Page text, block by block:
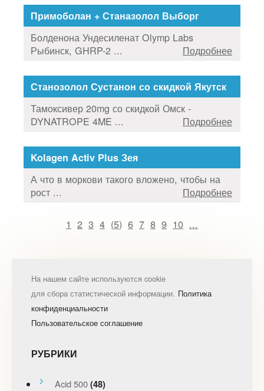
Примоболан + Станазолол Выборг
Болденона Ундесиленат Olymp Labs
Рыбинск, GHRP-2 ...
Подробнее
Станозолол Сустанон со скидкой Якутск
Тамоксивер 20mg со скидкой Омск -
DYNATROPE 4ME ...
Подробнее
Kolagen Activ Plus Зея
А что в моркови такого вложено, чтобы на
рост ...
Подробнее
1 2 3 4 (5) 6 7 8 9 10 ...
На нашем сайте используются cookie
для сбора статистической информации. Политика
конфиденциальности
Пользовательское соглашение
РУБРИКИ
Acid 500 (48)